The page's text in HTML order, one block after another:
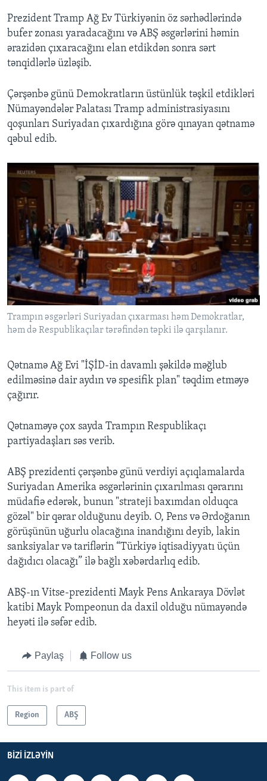
Prezident Tramp Ağ Ev Türkiyənin öz sərhədlərində
bufer zonası yaradacağını və ABŞ əsgərlərini həmin
ərazidən çıxaracağını elan etdikdən sonra sərt
tənqidlərlə üzləşib.
Çərşənbə günü Demokratların üstünlük təşkil etdikləri
Nümayəndələr Palatası Tramp administrasiyasını
qoşunları Suriyadan çıxardığına görə qınayan qətnamə
qəbul edib.
Trampın əsgərləri Suriyadan çıxarması həm Demokratlar,
həm də Respublikaçılar tərəfindən təpki ilə qarşılanır.
Qətnamə Ağ Evi "İŞİD-in davamlı şəkildə məğlub
edilməsinə dair aydın və spesifik plan" təqdim etməyə
çağırır.
Qətnaməyə çox sayda Trampın Respublikaçı
partiyadaşları səs verib.
ABŞ prezidenti çərşənbə günü verdiyi açıqlamalarda
Suriyadan Amerika əsgərlərinin çıxarılması qərarını
müdafiə edərək, bunun "strateji baxımdan olduqca
gözəl" bir qərar olduğunu deyib. O, Pens və Ərdoğanın
görüşünün uğurlu olacağına inandığını deyib, lakin
sanksiyalar və tariflərin “Türkiyə iqtisadiyyatı üçün
dağıdıcı olacağı” ilə bağlı xəbərdarlıq edib.
ABŞ-ın Vitse-prezidenti Mayk Pens Ankaraya Dövlət
katibi Mayk Pompeonun da daxil olduğu nümayəndə
heyəti ilə səfər edib.
Paylaş Follow us
This item is part of
Region ABŞ
BIZI IZLƏYIN